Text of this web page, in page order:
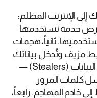
إلى الإنترنت المظلم:
خدمة تستخدمها
ثانياً، هجمات
مزيف وتُدخل بياناتك
في موقع وهمي. ثالثاً، برامج سرقة البيانات (Stealers) —
كلمات المرور
خادم المهاجم. رابعاً،